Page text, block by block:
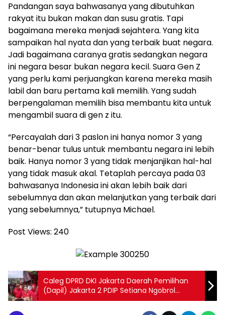
Pandangan saya bahwasanya yang dibutuhkan
rakyat itu bukan makan dan susu gratis. Tapi
bagaimana mereka menjadi sejahtera. Yang kita
sampaikan hal nyata dan yang terbaik buat negara.
Jadi bagaimana caranya gratis sedangkan negara
ini negara besar bukan negara kecil. Suara Gen Z
yang perlu kami perjuangkan karena mereka masih
labil dan baru pertama kali memilih. Yang sudah
berpengalaman memilih bisa membantu kita untuk
mengambil suara di gen z itu.
“Percayalah dari 3 paslon ini hanya nomor 3 yang
benar-benar tulus untuk membantu negara ini lebih
baik. Hanya nomor 3 yang tidak menjanjikan hal-hal
yang tidak masuk akal. Tetaplah percaya pada 03
bahwasanya Indonesia ini akan lebih baik dari
sebelumnya dan akan melanjutkan yang terbaik dari
yang sebelumnya,” tutupnya Michael.
Post Views: 240
Caleg DPRD DKI Jakarta Daerah Pemilihan
(Dapil) Jakarta 2 PDIP Setiana Ngobrol
Bareng Warga Kelapa Gading Bahas
Kesejahteraan dan Pendidikan Anak